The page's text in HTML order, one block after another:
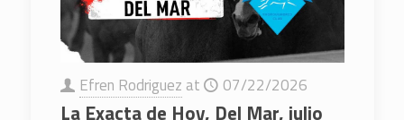
Efren Rodriguez at 07/22/2026
La Exacta de Hoy, Del Mar, julio